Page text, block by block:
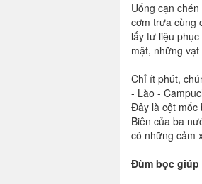
Uống cạn
cơm trưa cùng
lấy tư liệu
mật, những
Chỉ ít phút,
- Lào -
Đây là cột mốc
Biên của ba
có những cảm
Đùm bọc giúp